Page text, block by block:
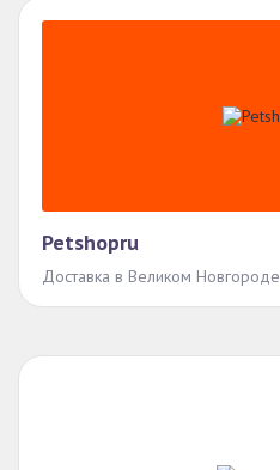
Petshopru
Доставка в Великом Новгороде